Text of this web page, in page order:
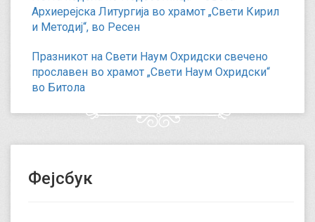
Архиерејска Литургија во храмот „Свети Кирил
и Методиј“, во Ресен
Празникот на Свети Наум Охридски свечено
прославен во храмот „Свети Наум Охридски“
во Битола
Фејсбук